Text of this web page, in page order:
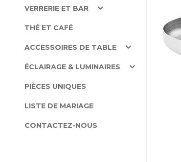
VERRERIE ET BAR
THÉ ET CAFÉ
ACCESSOIRES DE TABLE
ÉCLAIRAGE & LUMINAIRES
PIÈCES UNIQUES
LISTE DE MARIAGE
CONTACTEZ-NOUS